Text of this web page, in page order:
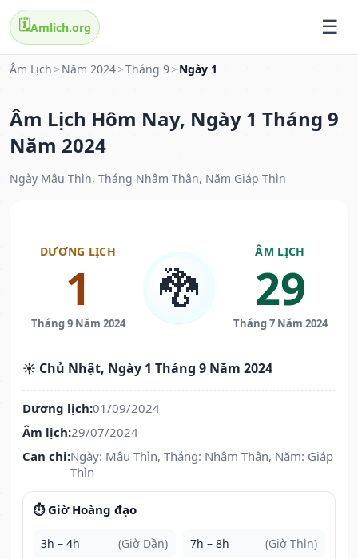
🗓️Amlich.org
Âm Lịch > Năm 2024>Tháng 9> Ngày 1
Âm Lịch Hôm Nay, Ngày 1 Tháng 9
Năm 2024
Ngày Mậu Thìn, Tháng Nhâm Thân, Năm Giáp Thìn
DƯƠNG LỊCH
1
Tháng 9 Năm 2024
🐉
ÂM LỊCH
29
Tháng 7 Năm 2024
☀️ Chủ Nhật, Ngày 1 Tháng 9 Năm 2024
Dương lịch:01/09/2024
Âm lịch:29/07/2024
Can chi:Ngày: Mậu Thìn, Tháng: Nhâm Thân, Năm: Giáp
Thìn
⏱️ Giờ Hoàng đạo
3h – 4h (Giờ Dần) 7h – 8h (Giờ Thìn)